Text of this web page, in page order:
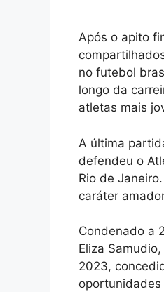
Após o apito
no futebol
longo da
atletas mais
A última
defendeu o
Rio de
caráter
Condenado a
Eliza
2023,
oportunidades